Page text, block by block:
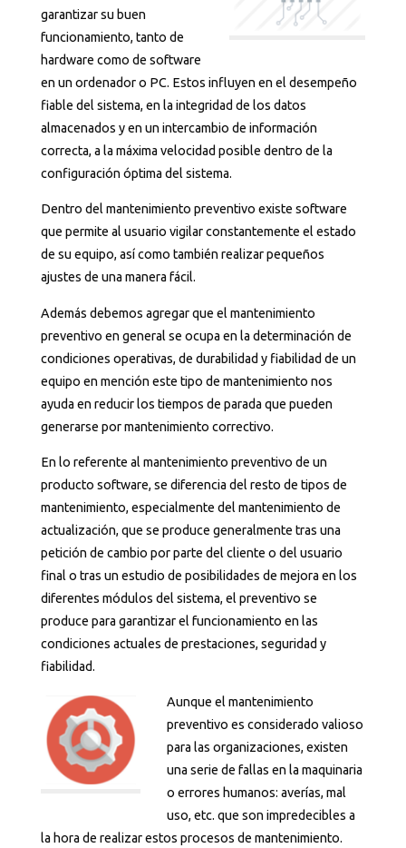
garantizar su buen
funcionamiento, tanto de
hardware como de software
en un ordenador o PC. Estos influyen en el desempeño
fiable del sistema, en la integridad de los datos
almacenados y en un intercambio de información
correcta, a la máxima velocidad posible dentro de la
configuración óptima del sistema.
Dentro del mantenimiento preventivo existe software
que permite al usuario vigilar constantemente el estado
de su equipo, así como también realizar pequeños
ajustes de una manera fácil.
Además debemos agregar que el mantenimiento
preventivo en general se ocupa en la determinación de
condiciones operativas, de durabilidad y fiabilidad de un
equipo en mención este tipo de mantenimiento nos
ayuda en reducir los tiempos de parada que pueden
generarse por mantenimiento correctivo.
En lo referente al mantenimiento preventivo de un
producto software, se diferencia del resto de tipos de
mantenimiento, especialmente del mantenimiento de
actualización, que se produce generalmente tras una
petición de cambio por parte del cliente o del usuario
final o tras un estudio de posibilidades de mejora en los
diferentes módulos del sistema, el preventivo se
produce para garantizar el funcionamiento en las
condiciones actuales de prestaciones, seguridad y
fiabilidad.
Aunque el mantenimiento
preventivo es considerado valioso
para las organizaciones, existen
una serie de fallas en la maquinaria
o errores humanos: averías, mal
uso, etc. que son impredecibles a
la hora de realizar estos procesos de mantenimiento.